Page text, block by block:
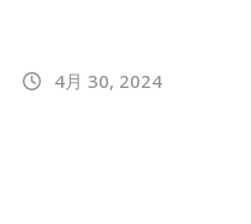
4月 30, 2024